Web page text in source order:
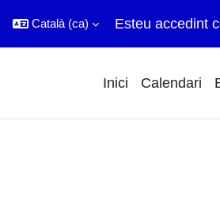
Català ‎(ca)‎ Esteu accedint
Inici Calendari